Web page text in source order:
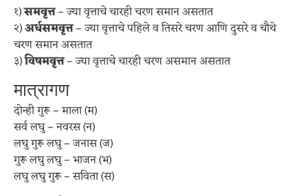
१)समवृत्त– ज्या वृत्ताचे चारही चरण समान असतात
२)अर्धसमवृत्त– ज्या वृत्ताचे पहिले व तिसरे चरण आणि दुसरे व चौथे
चरण समान असतात
३)विषमवृत्त– ज्या वृत्ताचे चारही चरण असमान असतात
मात्रागण
दोन्ही गुरू – माला (म)
सर्व लघु – नवरस (न)
लघु गुरू लघु – जनास (ज)
गुरू लघु लघु – भाजन (भ)
लघु लघु गुरू – सविता (स)